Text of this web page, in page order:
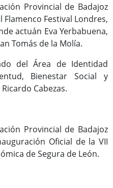
Provincial de Badajoz
Flamenco Festival Londres,
actuán Eva Yerbabuena,
Tomás de la Molía.
del Área de Identidad
Bienestar Social y
Cabezas.
Provincial de Badajoz
Oficial de la VII
de Segura de León.